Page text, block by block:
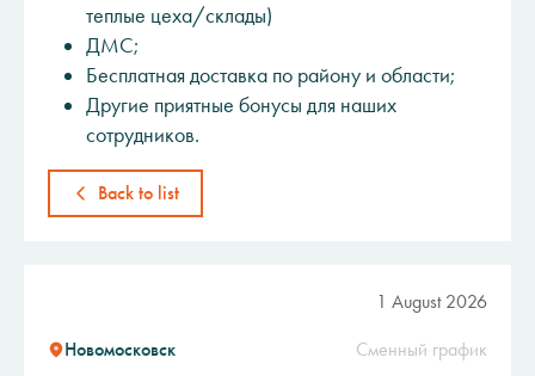
теплые цеха/склады)
ДМС;
Бесплатная доставка по району и области;
Другие приятные бонусы для наших
сотрудников.
Back to list
1 August 2026
Новомосковск Сменный график